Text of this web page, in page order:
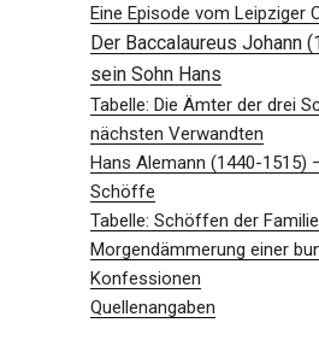
Eine Episode vom Leipziger
Der Baccalaureus Johann
sein Sohn Hans
Tabelle: Die Ämter der drei
nächsten Verwandten
Hans Alemann (1440-1515)
Schöffe
Tabelle: Schöffen der
Morgendämmerung einer
Konfessionen
Quellenangaben